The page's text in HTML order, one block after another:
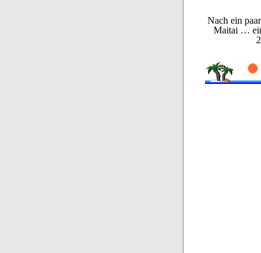
Nach ein
Maitai …